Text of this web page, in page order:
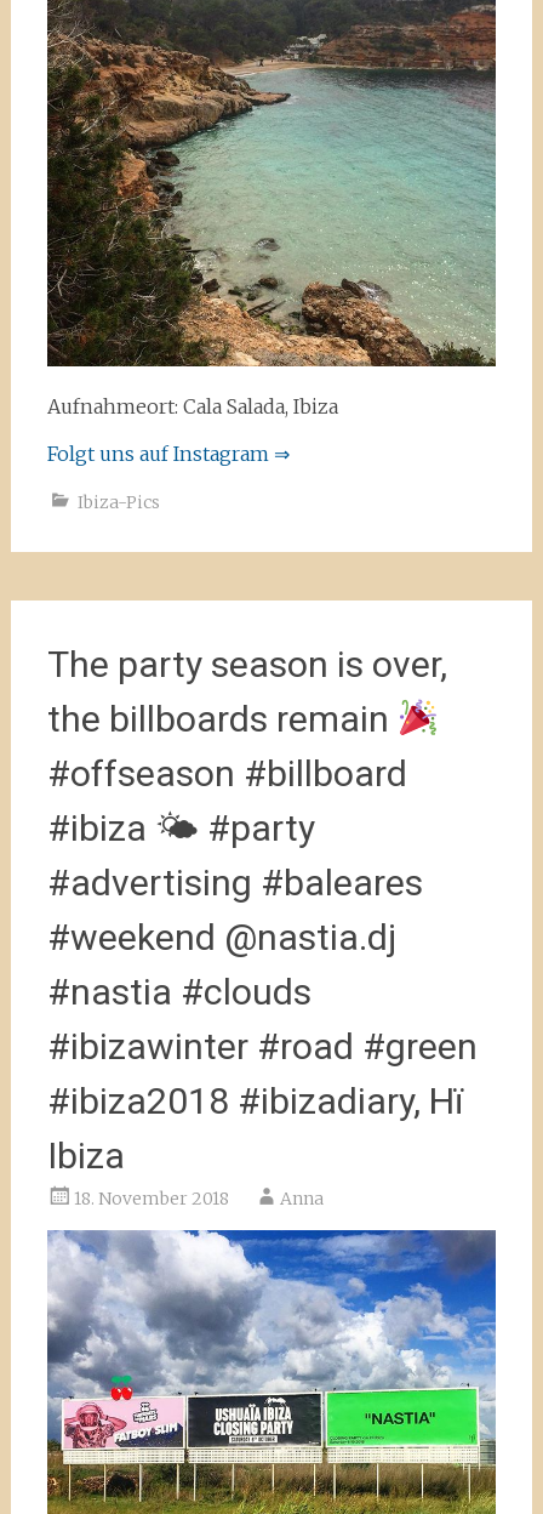
Aufnahmeort: Cala Salada, Ibiza
Folgt uns auf Instagram ⇒
Ibiza-Pics
The party season is over,
the billboards remain
#offseason #billboard
#ibiza 🌤 #party
#advertising #baleares
#weekend @nastia.dj
#nastia #clouds
#ibizawinter #road #green
#ibiza2018 #ibizadiary, Hï
Ibiza
18. November 2018 Anna